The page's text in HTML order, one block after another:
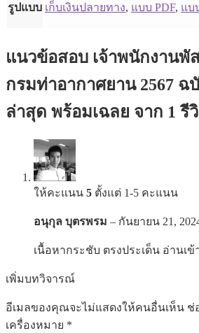
รูปแบบ เก็บเงินปลายทาง, แบบ PDF, แบ
แนวข้อสอบ เจ้าพนักงานพั
กรมท่าอากาศยาน 2567 ฉ
ล่าสุด พร้อมเฉลย จาก 1 รี
ให้คะแนน 5 ตั้งแต่ 1-5 คะแนน
อนุกุล บุตรพรม – กันยายน 21,
เนื้อหากระชับ ตรงประเด็น อ่านเข้
เพิ่มบทวิจารณ์
อีเมลของคุณจะไม่แสดงให้คนอื่นเห็น ช่
เครื่องหมาย *